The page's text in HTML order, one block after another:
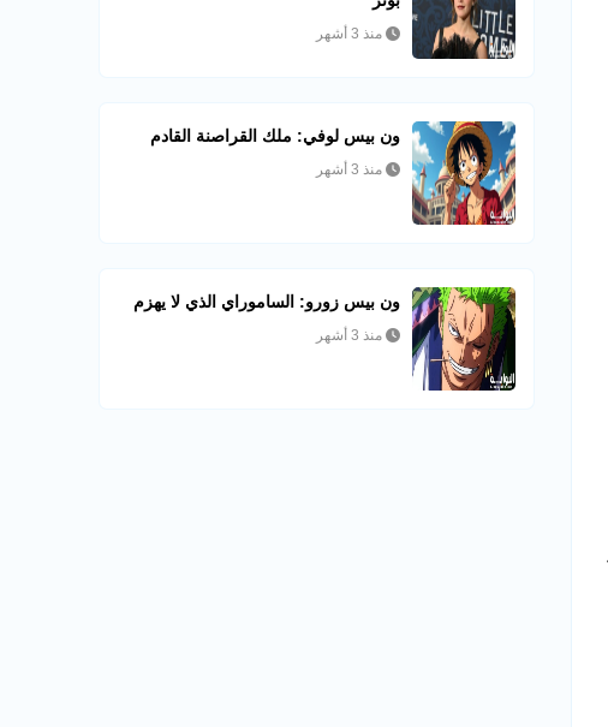
منذ 3 أشهر
ون بيس لوفي: ملك القراصنة القادم
منذ 3 أشهر
ون بيس زورو: الساموراي الذي لا يهزم
منذ 3 أشهر